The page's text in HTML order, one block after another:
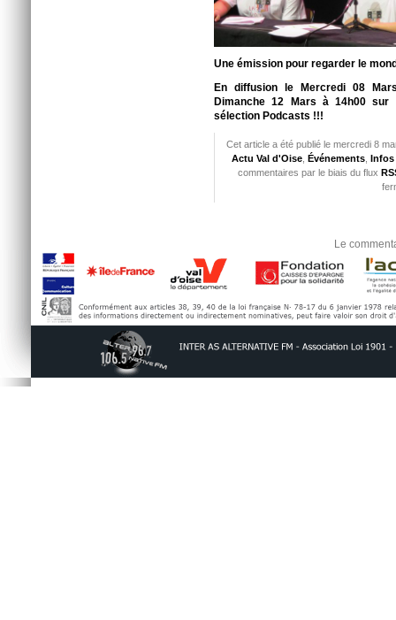
Une émission pour regarder le
En diffusion le Mercredi 08
Dimanche 12 Mars à 14h00
sélection Podcasts !!!
Cet article a été publié le mercredi 8
Actu Val d'Oise Événements Infos
commentaires par le biais du flux
Le